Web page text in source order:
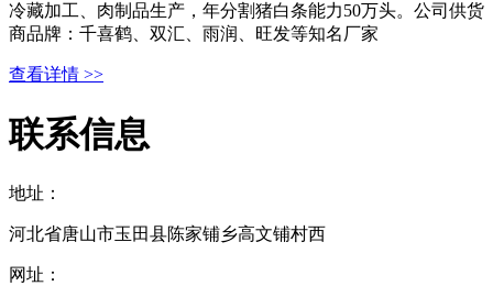
冷藏加工、肉制品生产，年分割猪白条能力50万头。公司供货
商品牌：千喜鹤、双汇、雨润、旺发等知名厂家
查看详情 >>
联系信息
地址：
河北省唐山市玉田县陈家铺乡高文铺村西
网址：